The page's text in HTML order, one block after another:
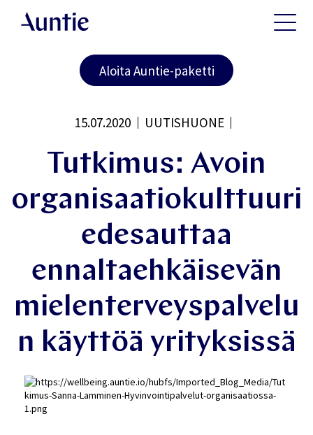
Aloita Auntie-paketti
15.07.2020 UUTISHUONE
Tutkimus: Avoin
organisaatiokulttuuri
edesauttaa
ennaltaehkäisevän
mielenterveyspalvelu
n käyttöä yrityksissä